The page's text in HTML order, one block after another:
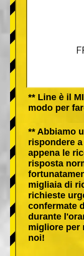
** Line è il
modo per
** Abbiamo
rispondere
appena le
risposta
migliaia di
richieste
confermate
durante
migliore per
noi!